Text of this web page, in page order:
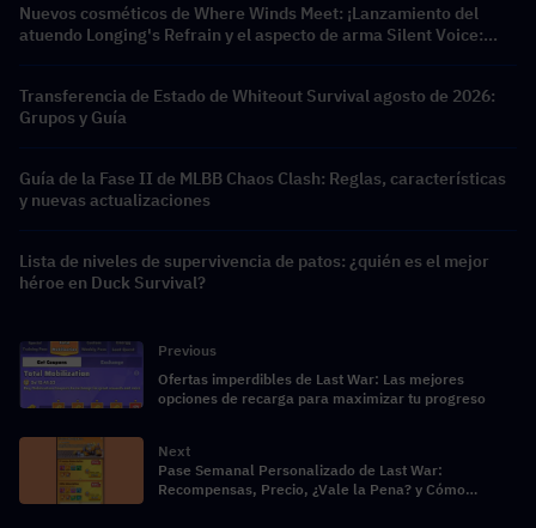
Nuevos cosméticos de Where Winds Meet: ¡Lanzamiento del
atuendo Longing's Refrain y el aspecto de arma Silent Voice:
Transferencia de Estado de Whiteout Survival agosto de 2026:
Grupos y Guía
Guía de la Fase II de MLBB Chaos Clash: Reglas, características
y nuevas actualizaciones
Lista de niveles de supervivencia de patos: ¿quién es el mejor
héroe en Duck Survival?
Previous
Ofertas imperdibles de Last War: Las mejores
opciones de recarga para maximizar tu progreso
Next
Pase Semanal Personalizado de Last War:
Recompensas, Precio, ¿Vale la Pena? y Cómo